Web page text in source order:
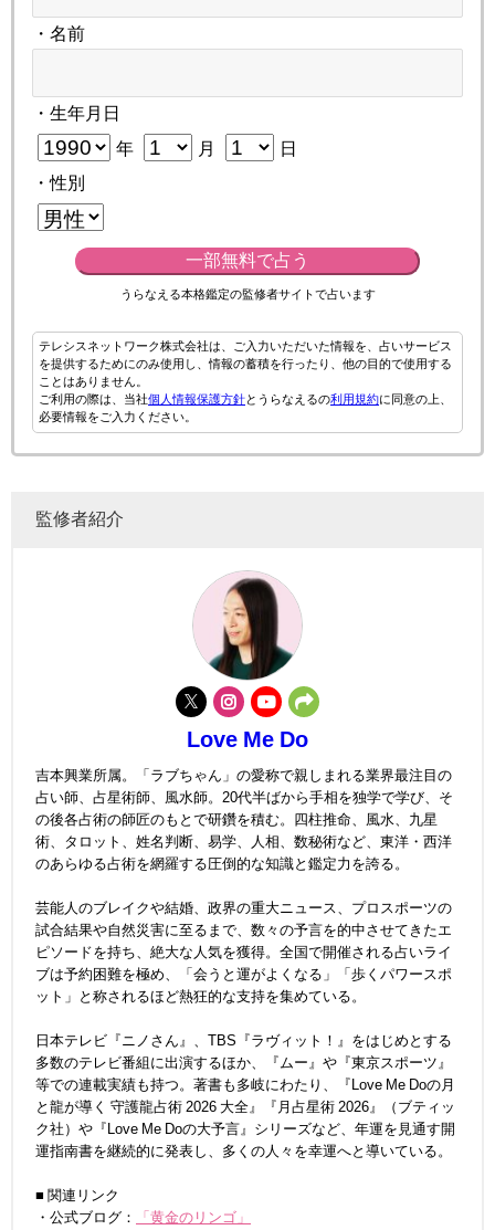
・名前
・生年月日
年 月
日
・性別
一部無料で占う
うらなえる本格鑑定の監修者サイトで占います
テレシスネットワーク株式会社は、ご入力いただいた情報を、占いサービス
を提供するためにのみ使用し、情報の蓄積を行ったり、他の目的で使用する
ことはありません。
ご利用の際は、当社個人情報保護方針とうらなえるの利用規約に同意の上、
必要情報をご入力ください。
監修者紹介
Love Me Do
吉本興業所属。「ラブちゃん」の愛称で親しまれる業界最注目の
占い師、占星術師、風水師。20代半ばから手相を独学で学び、そ
の後各占術の師匠のもとで研鑽を積む。四柱推命、風水、九星
術、タロット、姓名判断、易学、人相、数秘術など、東洋・西洋
のあらゆる占術を網羅する圧倒的な知識と鑑定力を誇る。
芸能人のブレイクや結婚、政界の重大ニュース、プロスポーツの
試合結果や自然災害に至るまで、数々の予言を的中させてきたエ
ピソードを持ち、絶大な人気を獲得。全国で開催される占いライ
ブは予約困難を極め、「会うと運がよくなる」「歩くパワースポ
ット」と称されるほど熱狂的な支持を集めている。
日本テレビ『ニノさん』、TBS『ラヴィット！』をはじめとする
多数のテレビ番組に出演するほか、『ムー』や『東京スポーツ』
等での連載実績も持つ。著書も多岐にわたり、『Love Me Doの月
と龍が導く 守護龍占術 2026 大全』『月占星術 2026』（ブティッ
ク社）や『Love Me Doの大予言』シリーズなど、年運を見通す開
運指南書を継続的に発表し、多くの人々を幸運へと導いている。
■ 関連リンク
・公式ブログ：
「黄金のリンゴ」